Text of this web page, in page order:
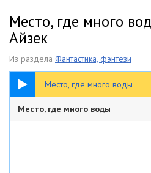
Место, где много
Айзек
Из раздела Фантастика, фэнтези
Место, где много воды
12:27
Место, где много воды